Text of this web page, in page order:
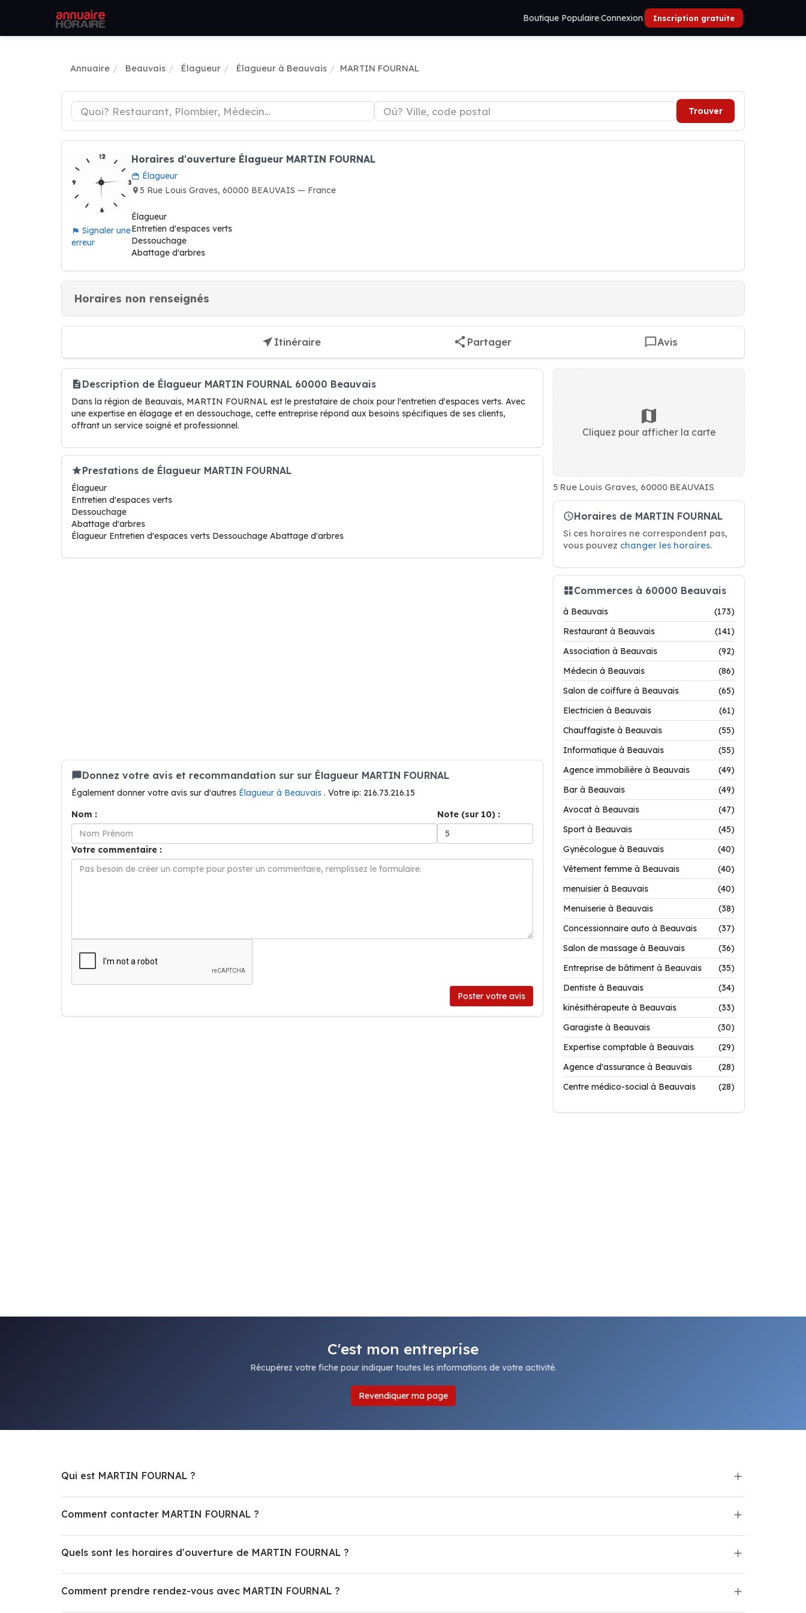
Boutique Populaire|Connexion| Inscription gratuite |
Annuaire Beauvais Élagueur Élagueur à Beauvais MARTIN FOURNAL
Trouver
Signaler une
erreur
Horaires d'ouverture Élagueur MARTIN FOURNAL
Élagueur
5 Rue Louis Graves, 60000 BEAUVAIS — France
Élagueur
Entretien d'espaces verts
Dessouchage
Abattage d'arbres
Horaires non renseignés
Itinéraire Partager Avis
Description de Élagueur MARTIN FOURNAL 60000 Beauvais
Dans la région de Beauvais, MARTIN FOURNAL est le prestataire de choix pour l'entretien d'espaces verts. Avec
une expertise en élagage et en dessouchage, cette entreprise répond aux besoins spécifiques de ses clients,
offrant un service soigné et professionnel.
Prestations de Élagueur MARTIN FOURNAL
Élagueur
Entretien d'espaces verts
Dessouchage
Abattage d'arbres
Élagueur Entretien d'espaces verts Dessouchage Abattage d'arbres
Donnez votre avis et recommandation sur sur Élagueur MARTIN FOURNAL
Également donner votre avis sur d'autres Élagueur à Beauvais . Votre ip: 216.73.216.15
Nom :
Note (sur 10) :
Votre commentaire :
Poster votre avis
Cliquez pour afficher la carte
5 Rue Louis Graves, 60000 BEAUVAIS
Horaires de MARTIN FOURNAL
Si ces horaires ne correspondent pas,
vous pouvez changer les horaires.
Commerces à 60000 Beauvais
à Beauvais
(173)
Restaurant à Beauvais
(141)
Association à Beauvais
(92)
Médecin à Beauvais
(86)
Salon de coiffure à Beauvais
(65)
Electricien à Beauvais
(61)
Chauffagiste à Beauvais
(55)
Informatique à Beauvais
(55)
Agence immobilière à Beauvais
(49)
Bar à Beauvais
(49)
Avocat à Beauvais
(47)
Sport à Beauvais
(45)
Gynécologue à Beauvais
(40)
Vêtement femme à Beauvais
(40)
menuisier à Beauvais
(40)
Menuiserie à Beauvais
(38)
Concessionnaire auto à Beauvais
(37)
Salon de massage à Beauvais
(36)
Entreprise de bâtiment à Beauvais
(35)
Dentiste à Beauvais
(34)
kinésithérapeute à Beauvais
(33)
Garagiste à Beauvais
(30)
Expertise comptable à Beauvais
(29)
Agence d'assurance à Beauvais
(28)
Centre médico-social à Beauvais
(28)
C'est mon entreprise
Récupérez votre fiche pour indiquer toutes les informations de votre activité.
Revendiquer ma page
Qui est MARTIN FOURNAL ?
Comment contacter MARTIN FOURNAL ?
Quels sont les horaires d'ouverture de MARTIN FOURNAL ?
Comment prendre rendez-vous avec MARTIN FOURNAL ?